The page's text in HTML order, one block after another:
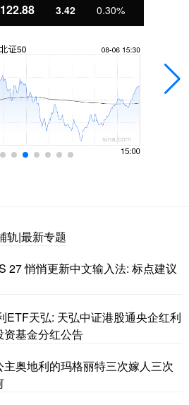
3.42 0.30%
轨|最新专题
27 悄悄更新中文输入法: 标点建议
ETF天弘: 天弘中证港股通央企红利
基金分红公告
奥地利的玛格丽特三次嫁人三次